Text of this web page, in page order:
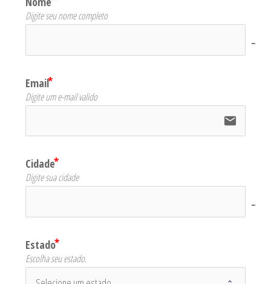
Digite seu nome completo
no-
Email
Digite um e-mail valido
email
Cidade
Digite sua cidade
no-
Estado
Escolha seu estado.